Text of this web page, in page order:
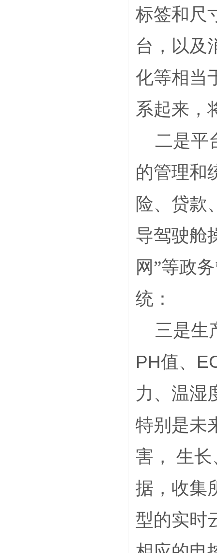
标签和尺
台，以及
化等相当
系起来，
二是平
的管理和
险、贷款
导驾驶舱
网”等政
统：
三是生
PH值、
力、温湿
特别是未
害，
生长
据，收集
型的实时